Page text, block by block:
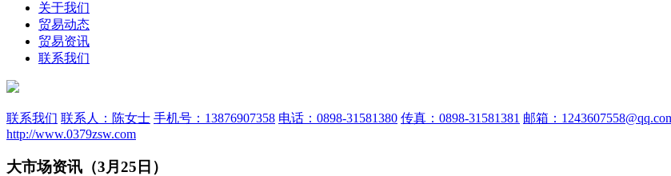
关于我们
贸易动态
贸易资讯
联系我们
联系我们 联系人：陈女士 手机号：13876907358 电话：0898-31581380 传真：0898-31581381 邮箱：
http://www.0379zsw.com
大市场资讯（3月25日）